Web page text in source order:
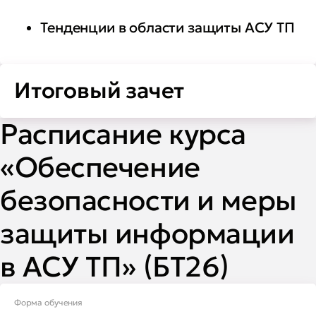
Тенденции в области защиты АСУ ТП
Итоговый зачет
Расписание курса
«Обеспечение
безопасности и меры
защиты информации
в АСУ ТП» (БТ26)
Форма обучения